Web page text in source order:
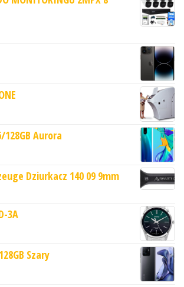
128GB Aurora
Dziurkacz 140 09 9mm
3A
Szary